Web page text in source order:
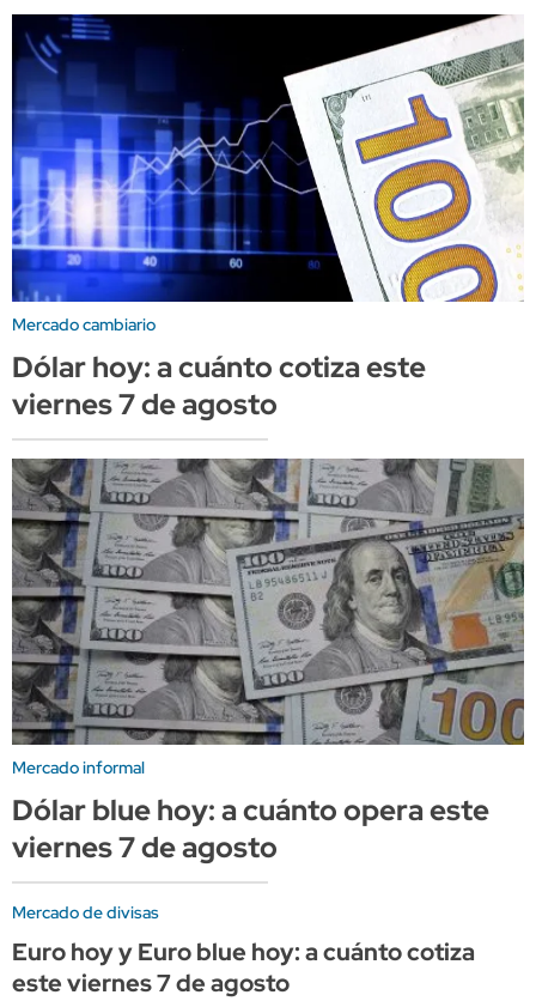
Mercado cambiario
Dólar hoy: a cuánto cotiza este
viernes 7 de agosto
Mercado informal
Dólar blue hoy: a cuánto opera este
viernes 7 de agosto
Mercado de divisas
Euro hoy y Euro blue hoy: a cuánto cotiza
este viernes 7 de agosto